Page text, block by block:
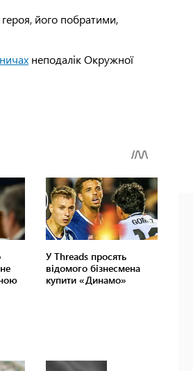
героя, його побратими,
неподалік Окружної